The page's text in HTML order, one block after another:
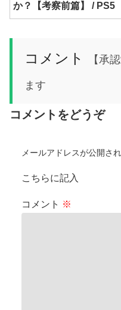
か？【考察前篇】 / PS5
コメント
【承
ます
コメントをどうぞ
メールアドレスが公開さ
こちらに記入
コメント ※